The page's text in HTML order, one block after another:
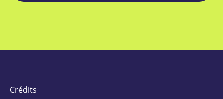
Crédits